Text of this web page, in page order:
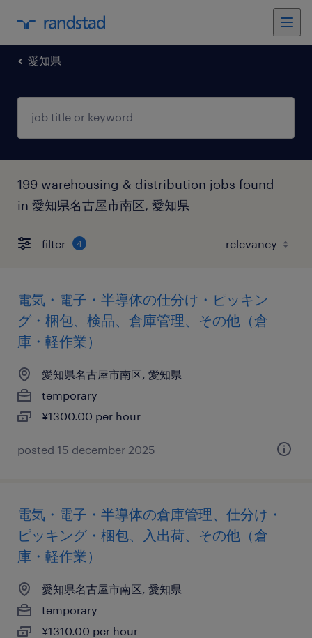
愛知県
199 warehousing & distribution jobs found
in 愛知県名古屋市南区, 愛知県
filter 4
電気・電子・半導体の仕分け・ピッキン
グ・梱包、検品、倉庫管理、その他（倉
庫・軽作業）
愛知県名古屋市南区, 愛知県
temporary
¥1300.00 per hour
posted 15 december 2025
電気・電子・半導体の倉庫管理、仕分け・
ピッキング・梱包、入出荷、その他（倉
庫・軽作業）
愛知県名古屋市南区, 愛知県
temporary
¥1310.00 per hour